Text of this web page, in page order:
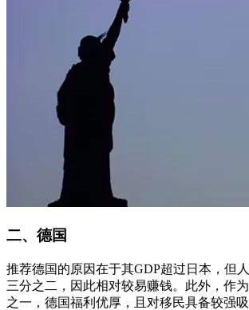
二、德国
推荐德国的原因在于其GDP超过日本，但
三分之二，因此相对较易赚钱。此外，作
之一，德国福利优厚，且对移民具备较强吸